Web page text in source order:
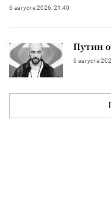
6 августа 2026, 21:40
Путин
6 августа